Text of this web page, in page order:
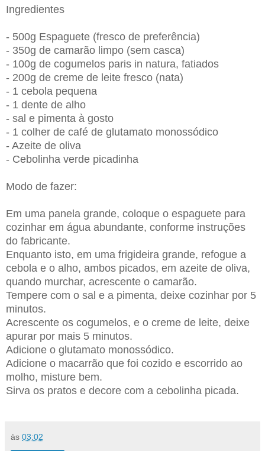
Ingredientes
- 500g Espaguete (fresco de preferência)
- 350g de camarão limpo (sem casca)
- 100g de cogumelos paris in natura, fatiados
- 200g de creme de leite fresco (nata)
- 1 cebola pequena
- 1 dente de alho
- sal e pimenta à gosto
- 1 colher de café de glutamato monossódico
- Azeite de oliva
- Cebolinha verde picadinha
Modo de fazer:
Em uma panela grande, coloque o espaguete para
cozinhar em água abundante, conforme instruções
do fabricante.
Enquanto isto, em uma frigideira grande, refogue a
cebola e o alho, ambos picados, em azeite de oliva,
quando murchar, acrescente o camarão.
Tempere com o sal e a pimenta, deixe cozinhar por 5
minutos.
Acrescente os cogumelos, e o creme de leite, deixe
apurar por mais 5 minutos.
Adicione o glutamato monossódico.
Adicione o macarrão que foi cozido e escorrido ao
molho, misture bem.
Sirva os pratos e decore com a cebolinha picada.
às 03:02